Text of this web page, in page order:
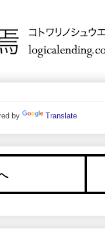
by Translate